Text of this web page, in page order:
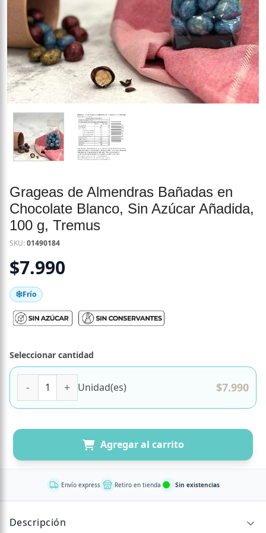
Grageas de Almendras Bañadas en
Chocolate Blanco, Sin Azúcar Añadida,
100 g, Tremus
SKU:01490184
$7.990
Frío
Seleccionar cantidad
Grageas de Almendras Bañadas en Chocolate Blanco,
Unidad(es) $7.990
Agregar al carrito
Envío express Retiro en tienda Sin existencias
Descripción